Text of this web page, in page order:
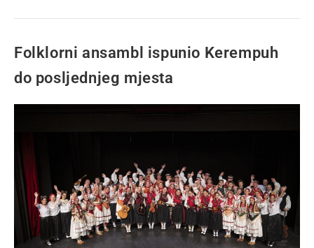
Folklorni ansambl ispunio Kerempuh
do posljednjeg mjesta